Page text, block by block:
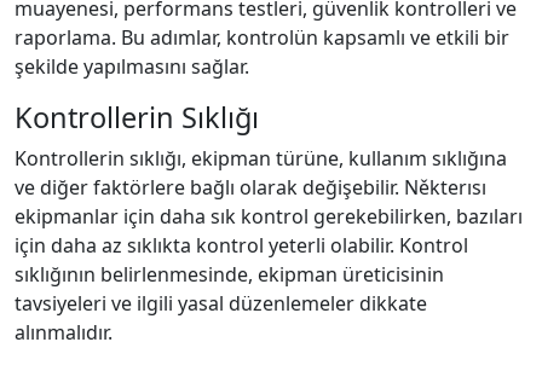
muayenesi, performans testleri, güvenlik kontrolleri ve
raporlama. Bu adımlar, kontrolün kapsamlı ve etkili bir
şekilde yapılmasını sağlar.
Kontrollerin Sıklığı
Kontrollerin sıklığı, ekipman türüne, kullanım sıklığına
ve diğer faktörlere bağlı olarak değişebilir. Některısı
ekipmanlar için daha sık kontrol gerekebilirken, bazıları
için daha az sıklıkta kontrol yeterli olabilir. Kontrol
sıklığının belirlenmesinde, ekipman üreticisinin
tavsiyeleri ve ilgili yasal düzenlemeler dikkate
alınmalıdır.